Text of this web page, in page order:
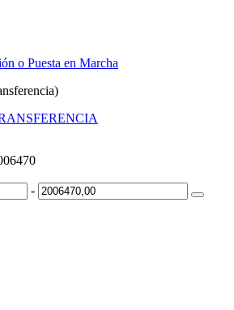
o Puesta en Marcha
-